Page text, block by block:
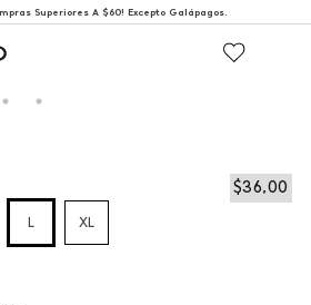
Superiores A $60! Excepto Galápagos.
$36,00
L XL